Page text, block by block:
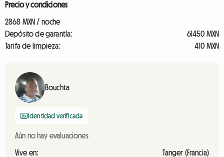
Precio y condiciones
2868 MXN / noche
Depósito de garantía:
61450 MXN
Tarifa de limpieza:
410 MXN
Bouchta
Identidad verificada
Aún no hay evaluaciones
Vive en:
Tanger (Francia)